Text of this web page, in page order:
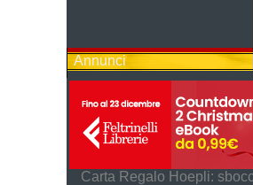
Annunci
Carta Regalo Hoepli: